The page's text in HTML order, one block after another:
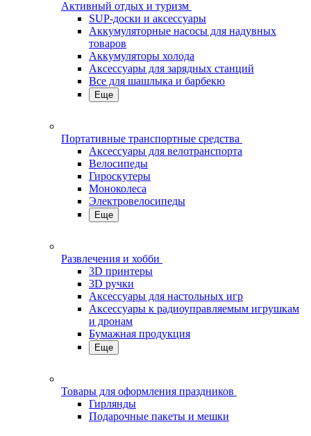
Активный отдых и туризм
SUP-доски и аксессуары
Аккумуляторные насосы для надувных
товаров
Аккумуляторы холода
Аксессуары для зарядных станций
Все для шашлыка и барбекю
Еще
Портативные транспортные средства
Аксессуары для велотранспорта
Велосипеды
Гироскутеры
Моноколеса
Электровелосипеды
Еще
Развлечения и хобби
3D принтеры
3D ручки
Аксессуары для настольных игр
Аксессуары к радиоуправляемым игрушкам
и дронам
Бумажная продукция
Еще
Товары для оформления праздников
Гирлянды
Подарочные пакеты и мешки